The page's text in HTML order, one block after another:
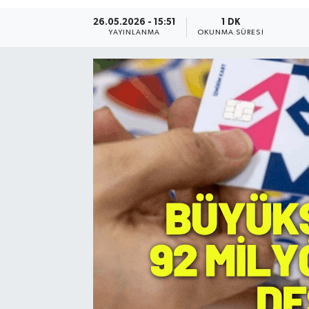
26.05.2026 - 15:51
YAYINLANMA
1 DK
OKUNMA SÜRESI
Resmi Reklam
Röportajlar